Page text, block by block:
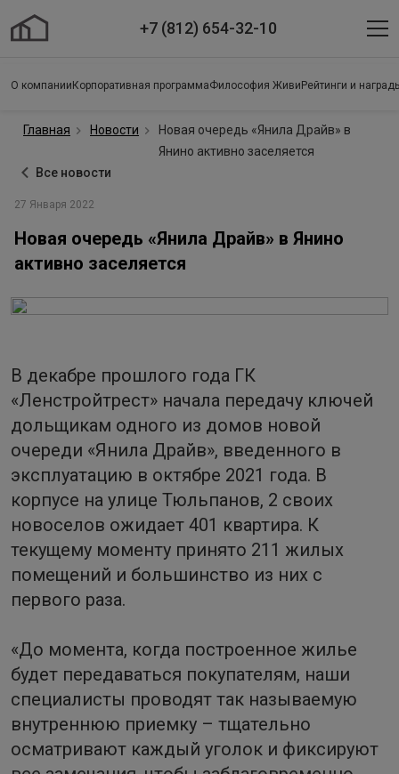
+7 (812) 654-32-10
О компании Корпоративная программаФилософия Живи Рейтинги и
Главная Новости
Новая очередь «Янила Драйв» в
Янино активно заселяется
Все новости
27 Января 2022
Новая очередь «Янила Драйв» в Янино
активно заселяется
В декабре прошлого года ГК
«Ленстройтрест» начала передачу ключей
дольщикам одного из домов новой
очереди «Янила Драйв», введенного в
эксплуатацию в октябре 2021 года. В
корпусе на улице Тюльпанов, 2 своих
новоселов ожидает 401 квартира. К
текущему моменту принято 211 жилых
помещений и большинство из них с
первого раза.
«До момента, когда построенное жилье
будет передаваться покупателям, наши
специалисты проводят так называемую
внутреннюю приемку – тщательно
осматривают каждый уголок и фиксируют